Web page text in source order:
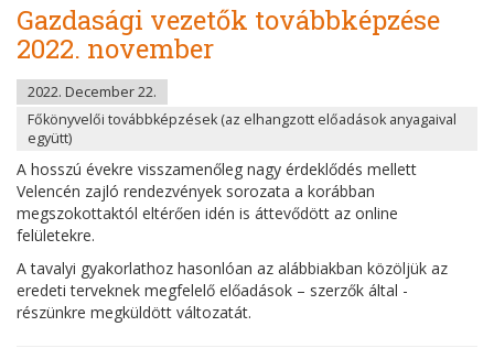
Gazdasági vezetők továbbképzése
2022. november
2022. December 22.
Főkönyvelői továbbképzések (az elhangzott előadások anyagaival
együtt)
A hosszú évekre visszamenőleg nagy érdeklődés mellett
Velencén zajló rendezvények sorozata a korábban
megszokottaktól eltérően idén is áttevődött az online
felületekre.
A tavalyi gyakorlathoz hasonlóan az alábbiakban közöljük az
eredeti terveknek megfelelő előadások – szerzők által -
részünkre megküldött változatát.